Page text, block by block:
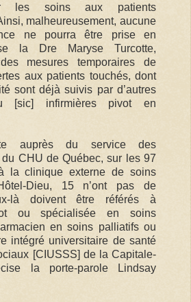
les soins aux patients
malheureusement, aucune
ne pourra être prise en
la Dre Maryse Turcotte,
mesures temporaires de
aux patients touchés, dont
sont déjà suivis par d’autres
[sic] infirmières pivot en
auprès du service des
CHU de Québec, sur les 97
la clinique externe de soins
Dieu, 15 n’ont pas de
là doivent être référés à
ou spécialisée en soins
en soins palliatifs ou
intégré universitaire de santé
[CIUSSS] de la Capitale-
la porte-parole Lindsay